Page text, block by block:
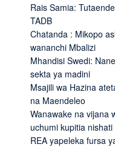
Rais Samia:
TADB
Chatanda : Mikopo
wananchi Mbalizi
Mhandisi Swedi:
sekta ya madini
Msajili wa Hazina
na Maendeleo
Wanawake na vijana
uchumi kupitia nishati
REA yapeleka fursa